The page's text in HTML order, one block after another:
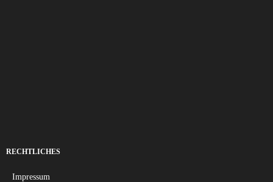
RECHTLICHES
Impressum